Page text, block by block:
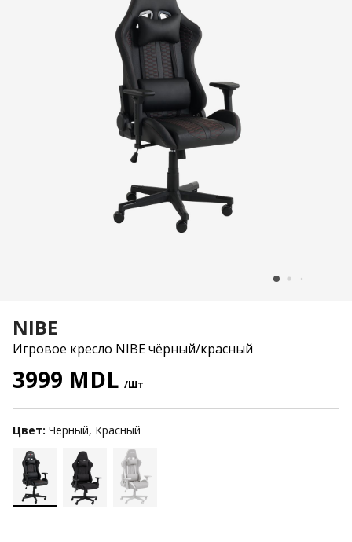
NIBE
Игровое кресло NIBE чёрный/красный
3999 MDL /Шт
Цвет: Чёрный, Красный